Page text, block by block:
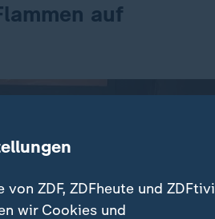
auf
ZDF, ZDFheute und ZDFtivi
wir Cookies und